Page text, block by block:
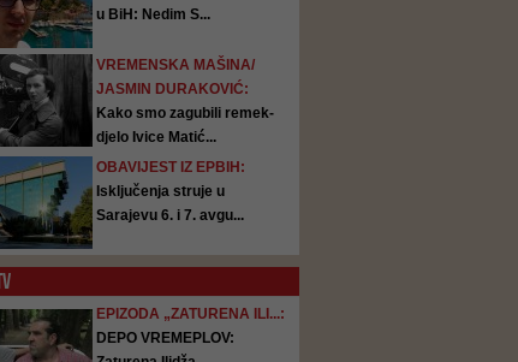
u BiH: Nedim S...
VREMENSKA MAŠINA/
JASMIN DURAKOVIĆ:
Kako smo zagubili remek-
djelo Ivice Matić...
OBAVIJEST IZ EPBIH:
Isključenja struje u
Sarajevu 6. i 7. avgu...
EPIZODA „ZATURENA ILI...:
DEPO VREMEPLOV: